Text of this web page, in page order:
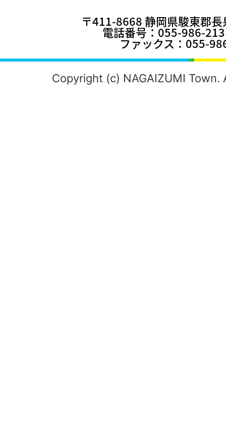
〒411-8668 静岡県駿東郡
電話番号：055-986-
ファックス：055-
Copyright (c) NAGAIZUMI Town.